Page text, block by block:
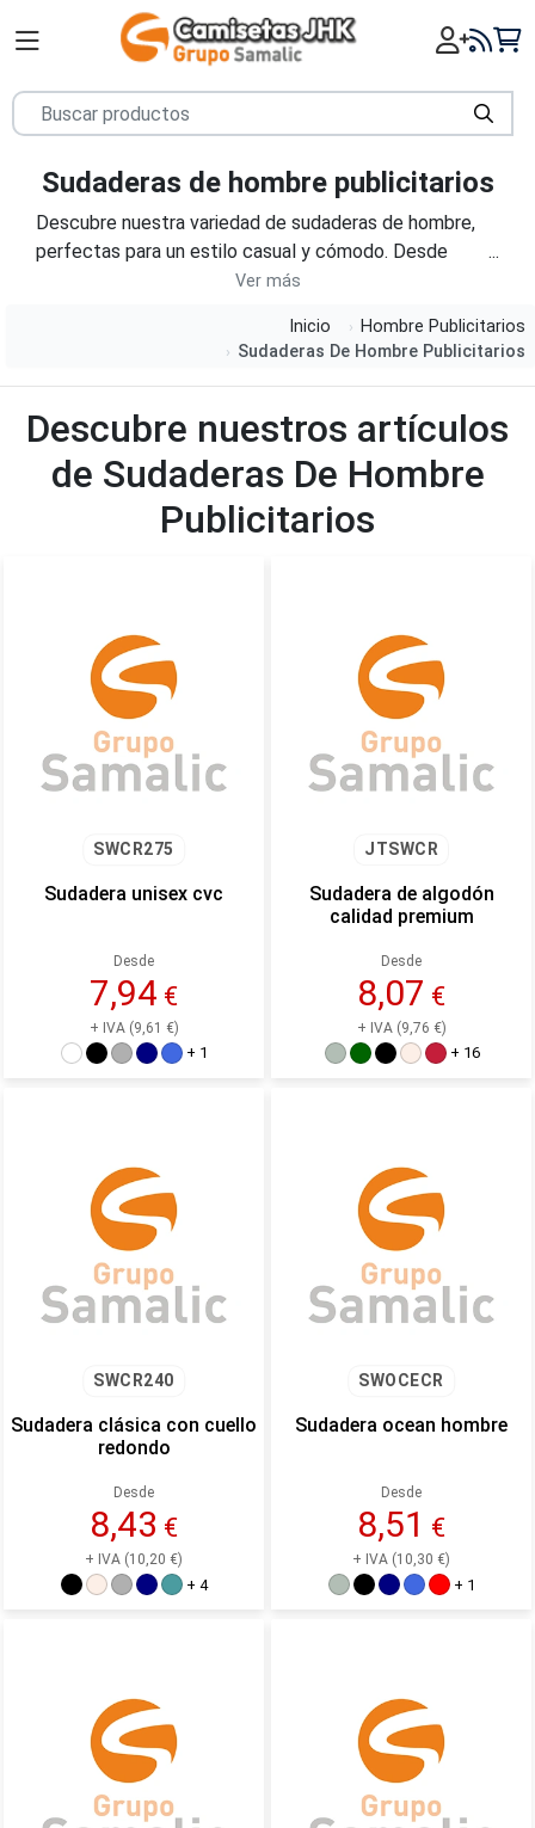
Sudaderas de hombre publicitarios
Descubre nuestra variedad de sudaderas de hombre,
perfectas para un estilo casual y cómodo. Desde
sudaderas con capucha hasta modelos de cuello
para todas las estaciones. Confeccionadas con tejidos
comodidad y estilo en cada uso.
Inicio
Hombre Publicitarios
Sudaderas De Hombre Publicitarios
Descubre nuestros artículos
de Sudaderas De Hombre
Publicitarios
SWCR275
Sudadera unisex cvc
Desde
7,94 €
+ IVA (9,61 €)
+ 1
JTSWCR
Sudadera de algodón
calidad premium
Desde
8,07 €
+ IVA (9,76 €)
+ 16
SWCR240
Sudadera clásica con cuello
redondo
Desde
8,43 €
+ IVA (10,20 €)
+ 4
SWOCECR
Sudadera ocean hombre
Desde
8,51 €
+ IVA (10,30 €)
+ 1